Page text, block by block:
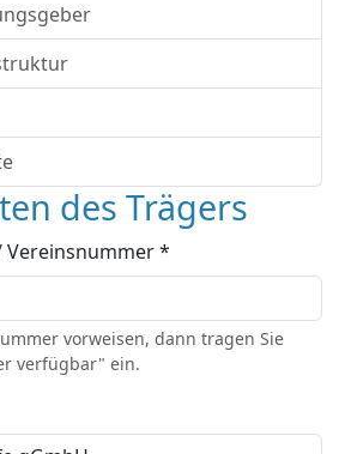
des Trägers
Vereinsnummer *
vorweisen, dann tragen Sie
verfügbar" ein.